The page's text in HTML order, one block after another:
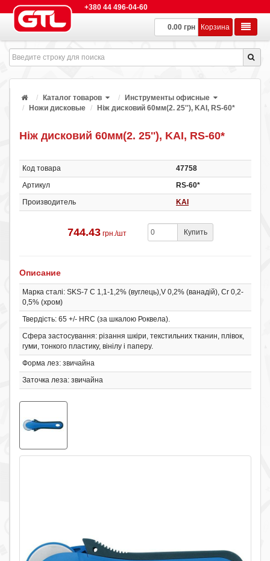
+380 44 496-04-60
0.00 грн Корзина
Каталог товаров
Инструменты офисные
Ножи дисковые
Ніж дисковий 60мм(2. 25''), KAI, RS-60*
Ніж дисковий 60мм(2. 25''), KAI, RS-60*
Код товара
47758
Артикул
RS-60*
Производитель
KAI
744.43 грн./шт Купить
Описание
Марка сталі: SKS-7 C 1,1-1,2% (вуглець),V 0,2% (ванадій), Сr 0,2-
0,5% (хром)
Твердість: 65 +/- HRC (за шкалою Роквела).
Сфера застосування: різання шкіри, текстильних тканин, плівок,
гуми, тонкого пластику, вінілу і паперу.
Форма лез: звичайна
Заточка леза: звичайна